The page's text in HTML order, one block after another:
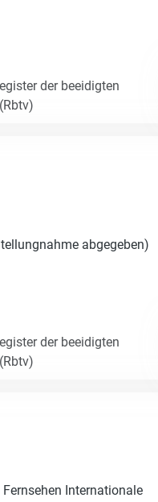
der beeidigten
abgegeben)
der beeidigten
Internationale